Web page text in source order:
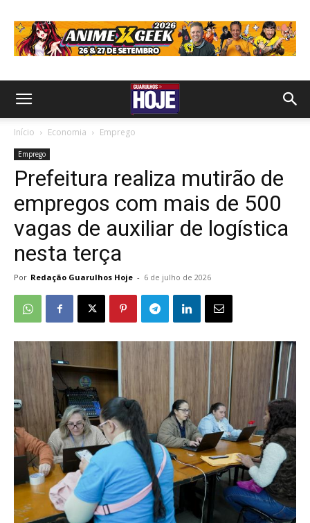
Início Economia Emprego
Emprego
Prefeitura realiza mutirão de
empregos com mais de 500
vagas de auxiliar de logística
nesta terça
Por Redação Guarulhos Hoje - 6 de julho de 2026